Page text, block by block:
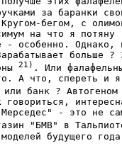
за баранки
бегом, с
на что я
- особенно.
больше
21) . Или
или банк ?
- это не
"БМВ" в
будущего